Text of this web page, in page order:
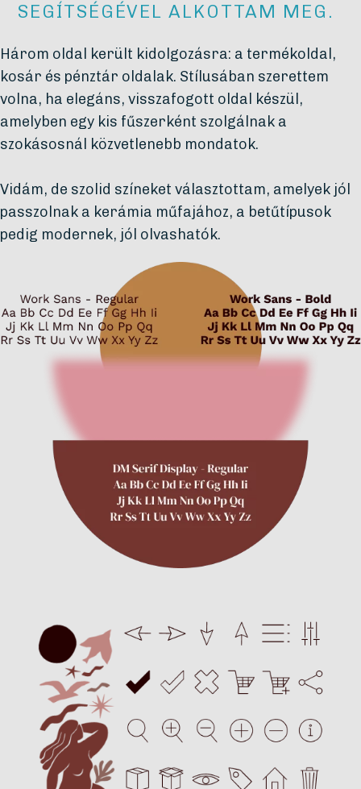
SEGÍTSÉGÉVEL ALKOTTAM MEG.
Három oldal került kidolgozásra: a termékoldal,
kosár és pénztár oldalak. Stílusában szerettem
volna, ha elegáns, visszafogott oldal készül,
amelyben egy kis fűszerként szolgálnak a
szokásosnál közvetlenebb mondatok.
Vidám, de szolid színeket választottam, amelyek jól
passzolnak a kerámia műfajához, a betűtípusok
pedig modernek, jól olvashatók.